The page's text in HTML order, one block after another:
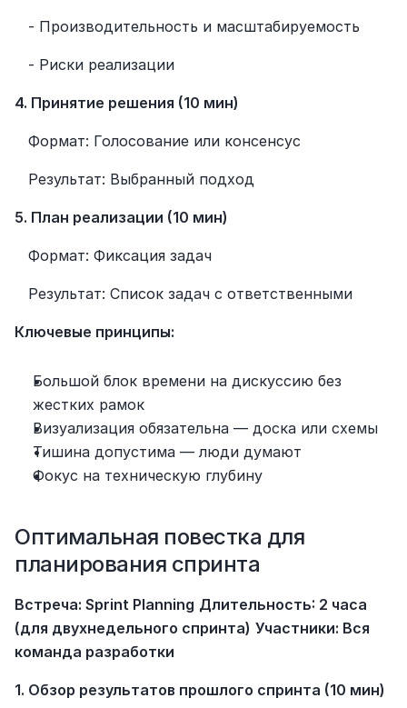
- Производительность и масштабируемость
- Риски реализации
4. Принятие решения (10 мин)
Формат: Голосование или консенсус
Результат: Выбранный подход
5. План реализации (10 мин)
Формат: Фиксация задач
Результат: Список задач с ответственными
Ключевые принципы:
Большой блок времени на дискуссию без
жестких рамок
Визуализация обязательна — доска или схемы
Тишина допустима — люди думают
Фокус на техническую глубину
Оптимальная повестка для
планирования спринта
Встреча: Sprint Planning Длительность: 2 часа
(для двухнедельного спринта) Участники: Вся
команда разработки
1. Обзор результатов прошлого спринта (10 мин)